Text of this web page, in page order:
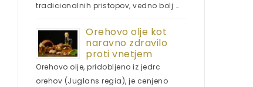
tradicionalnih pristopov, vedno bolj …
Orehovo olje kot
naravno zdravilo
proti vnetjem
Orehovo olje, pridobljeno iz jedrc
orehov (Juglans regia), je cenjeno